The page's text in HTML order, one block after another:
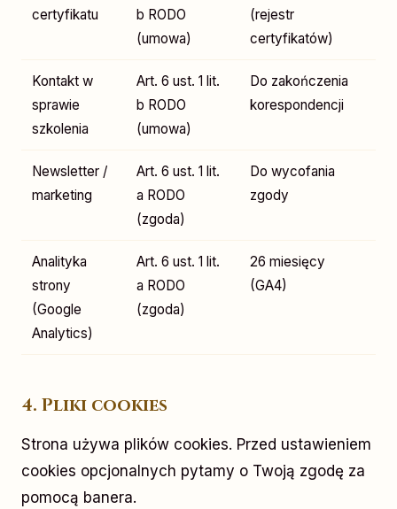
certyfikatu
b RODO
(umowa)
(rejestr
certyfikatów)
Kontakt w
sprawie
szkolenia
Art. 6 ust. 1 lit.
b RODO
(umowa)
Do zakończenia
korespondencji
Newsletter /
marketing
Art. 6 ust. 1 lit.
a RODO
(zgoda)
Do wycofania
zgody
Analityka
strony
(Google
Analytics)
Art. 6 ust. 1 lit.
a RODO
(zgoda)
26 miesięcy
(GA4)
4. Pliki cookies
Strona używa plików cookies. Przed ustawieniem
cookies opcjonalnych pytamy o Twoją zgodę za
pomocą banera.